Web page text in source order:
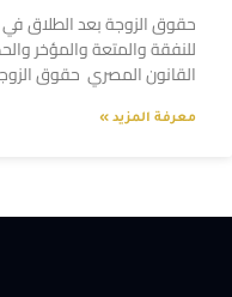
للنفقة والمتعة والمؤخر
القانون المصري حقوق
معرفة المزيد »